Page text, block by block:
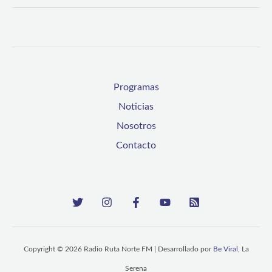
Programas
Noticias
Nosotros
Contacto
Copyright © 2026 Radio Ruta Norte FM | Desarrollado por Be Viral , La
Serena